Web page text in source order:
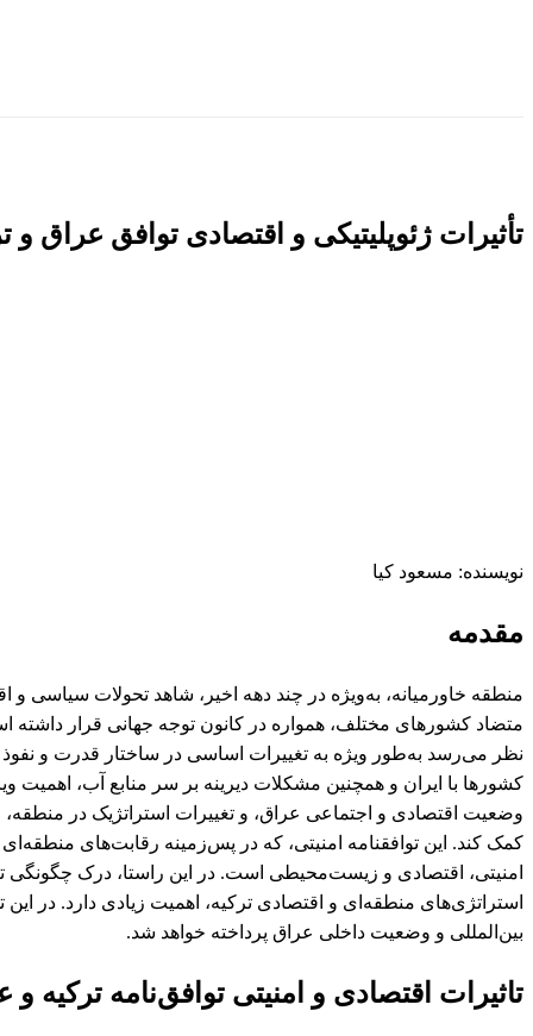
تأثیرات ژئوپلیتیکی و اقتصادی توافق عراق
نویسنده: مسعود کیا
مقدمه
منطقه خاورمیانه، به‌ویژه در چند دهه اخیر، شاهد تحولات سیاسی
متضاد کشورهای مختلف، همواره در کانون توجه جهانی قرار داشته
نظر می‌رسد به‌طور ویژه به تغییرات اساسی در ساختار قدرت و نفوذ
کشورها با ایران و همچنین مشکلات دیرینه بر سر منابع آب، اهمیت
وضعیت اقتصادی و اجتماعی عراق، و تغییرات استراتژیک در
کمک کند. این توافقنامه امنیتی، که در پس‌زمینه رقابت‌های
امنیتی، اقتصادی و زیست‌محیطی است. در این راستا، درک چگونگی
استراتژی‌های منطقه‌ای و اقتصادی ترکیه، اهمیت زیادی دارد. در این
بین‌المللی و وضعیت داخلی عراق پرداخته خواهد شد.
تاثیرات اقتصادی و امنیتی توافق‌نامه ترکیه و